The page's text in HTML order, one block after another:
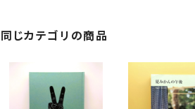
同じカテゴリの商品